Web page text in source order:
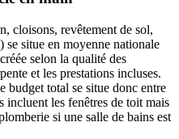
cloisons, revêtement de sol,
se situe en moyenne nationale
selon la qualité des
et les prestations incluses.
budget total se situe donc entre
incluent les fenêtres de toit mais
si une salle de bains est